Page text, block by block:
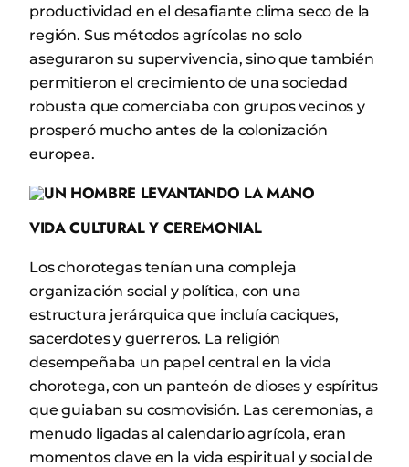
productividad en el desafiante clima seco de la
región. Sus métodos agrícolas no solo
aseguraron su supervivencia, sino que también
permitieron el crecimiento de una sociedad
robusta que comerciaba con grupos vecinos y
prosperó mucho antes de la colonización
europea.
VIDA CULTURAL Y CEREMONIAL
Los chorotegas tenían una compleja
organización social y política, con una
estructura jerárquica que incluía caciques,
sacerdotes y guerreros. La religión
desempeñaba un papel central en la vida
chorotega, con un panteón de dioses y espíritus
que guiaban su cosmovisión. Las ceremonias, a
menudo ligadas al calendario agrícola, eran
momentos clave en la vida espiritual y social de